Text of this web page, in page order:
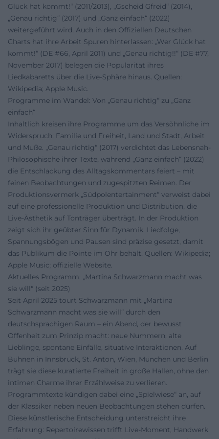
Glück hat kommt!“ (2011/2013), „Gscheid Gfreid“ (2014),
„Genau richtig“ (2017) und „Ganz einfach“ (2022)
weitergeführt wird. Auch in den Offiziellen Deutschen
Charts hat ihre Arbeit Spuren hinterlassen: „Wer Glück hat
kommt!“ (DE #66, April 2011) und „Genau richtig!!“ (DE #77,
November 2017) belegen die Popularität ihres
Liedkabaretts über die Live-Sphäre hinaus. Quellen:
Wikipedia; Apple Music.
Programme im Wandel: Von „Genau richtig“ zu „Ganz
einfach“
Inhaltlich kreisen ihre Programme um das Versöhnliche im
Widerspruch: Familie und Freiheit, Land und Stadt, Arbeit
und Muße. „Genau richtig“ (2017) verdichtet das Lebensnah-
Philosophische ihrer Texte, während „Ganz einfach“ (2022)
die Entschlackung des Alltagskommentars feiert – mit
feinen Beobachtungen und zugespitzten Reimen. Der
Produktionsvermerk „Südpolentertainment“ verweist dabei
auf eine professionelle Produktion und Distribution, die
Live-Ästhetik auf Tonträger überträgt. In der Produktion
zeigt sich ihr geübter Sinn für Dynamik: Liedfolge,
Spannungsbögen und Pausen sind präzise gesetzt, damit
das Publikum die Pointe im Ohr behält. Quellen: Wikipedia;
Apple Music; offizielle Website.
Aktuelles Programm: „Martina Schwarzmann macht was
sie will“ (seit 2025)
Seit April 2025 tourt Schwarzmann mit „Martina
Schwarzmann macht was sie will“ durch den
deutschsprachigen Raum – ein Abend, der bewusst
Offenheit zum Prinzip macht: neue Nummern, alte
Lieblinge, spontane Einfälle, situative Interaktionen. Auf
Bühnen in Innsbruck, St. Anton, Wien, München und Berlin
trägt sie diese kuratierte Freiheit in große Hallen, ohne den
intimen Charme ihrer Erzählweise zu verlieren.
Programmtexte kündigen dabei eine „Spielwiese“ an, auf
der Klassiker neben neuen Beobachtungen stehen dürfen.
Diese künstlerische Entscheidung unterstreicht ihre
Erfahrung: Repertoirewissen trifft Live-Moment, Handwerk